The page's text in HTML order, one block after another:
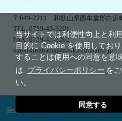
当サイトでは利便性向上と利
目的に Cookie を使用してお
することは使用への同意を意
は プライバシーポリシー を
い。
同意する
〒649-2211 和歌山県西牟婁郡白浜
TEL. 0739-43-3201
FAX. 0739-43-3202
nankishirahama@nankishirahama.jp
協会概要 プライバシー